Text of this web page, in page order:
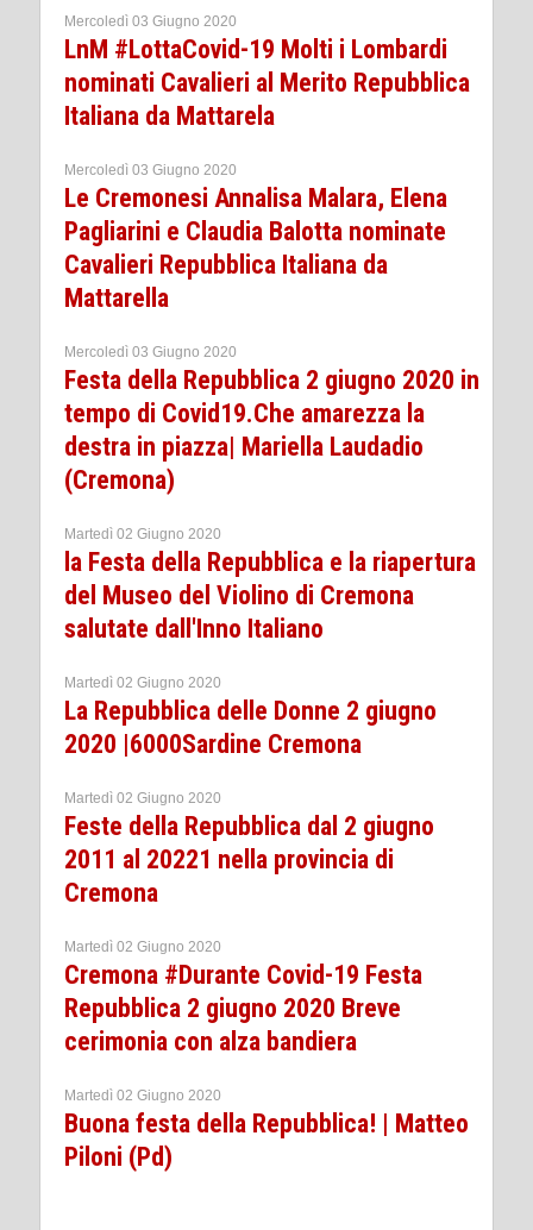
Mercoledì 03 Giugno 2020
LnM #LottaCovid-19 Molti i Lombardi
nominati Cavalieri al Merito Repubblica
Italiana da Mattarela
Mercoledì 03 Giugno 2020
Le Cremonesi Annalisa Malara, Elena
Pagliarini e Claudia Balotta nominate
Cavalieri Repubblica Italiana da
Mattarella
Mercoledì 03 Giugno 2020
Festa della Repubblica 2 giugno 2020 in
tempo di Covid19.Che amarezza la
destra in piazza| Mariella Laudadio
(Cremona)
Martedì 02 Giugno 2020
la Festa della Repubblica e la riapertura
del Museo del Violino di Cremona
salutate dall'Inno Italiano
Martedì 02 Giugno 2020
La Repubblica delle Donne 2 giugno
2020 |6000Sardine Cremona
Martedì 02 Giugno 2020
Feste della Repubblica dal 2 giugno
2011 al 20221 nella provincia di
Cremona
Martedì 02 Giugno 2020
Cremona #Durante Covid-19 Festa
Repubblica 2 giugno 2020 Breve
cerimonia con alza bandiera
Martedì 02 Giugno 2020
Buona festa della Repubblica! | Matteo
Piloni (Pd)